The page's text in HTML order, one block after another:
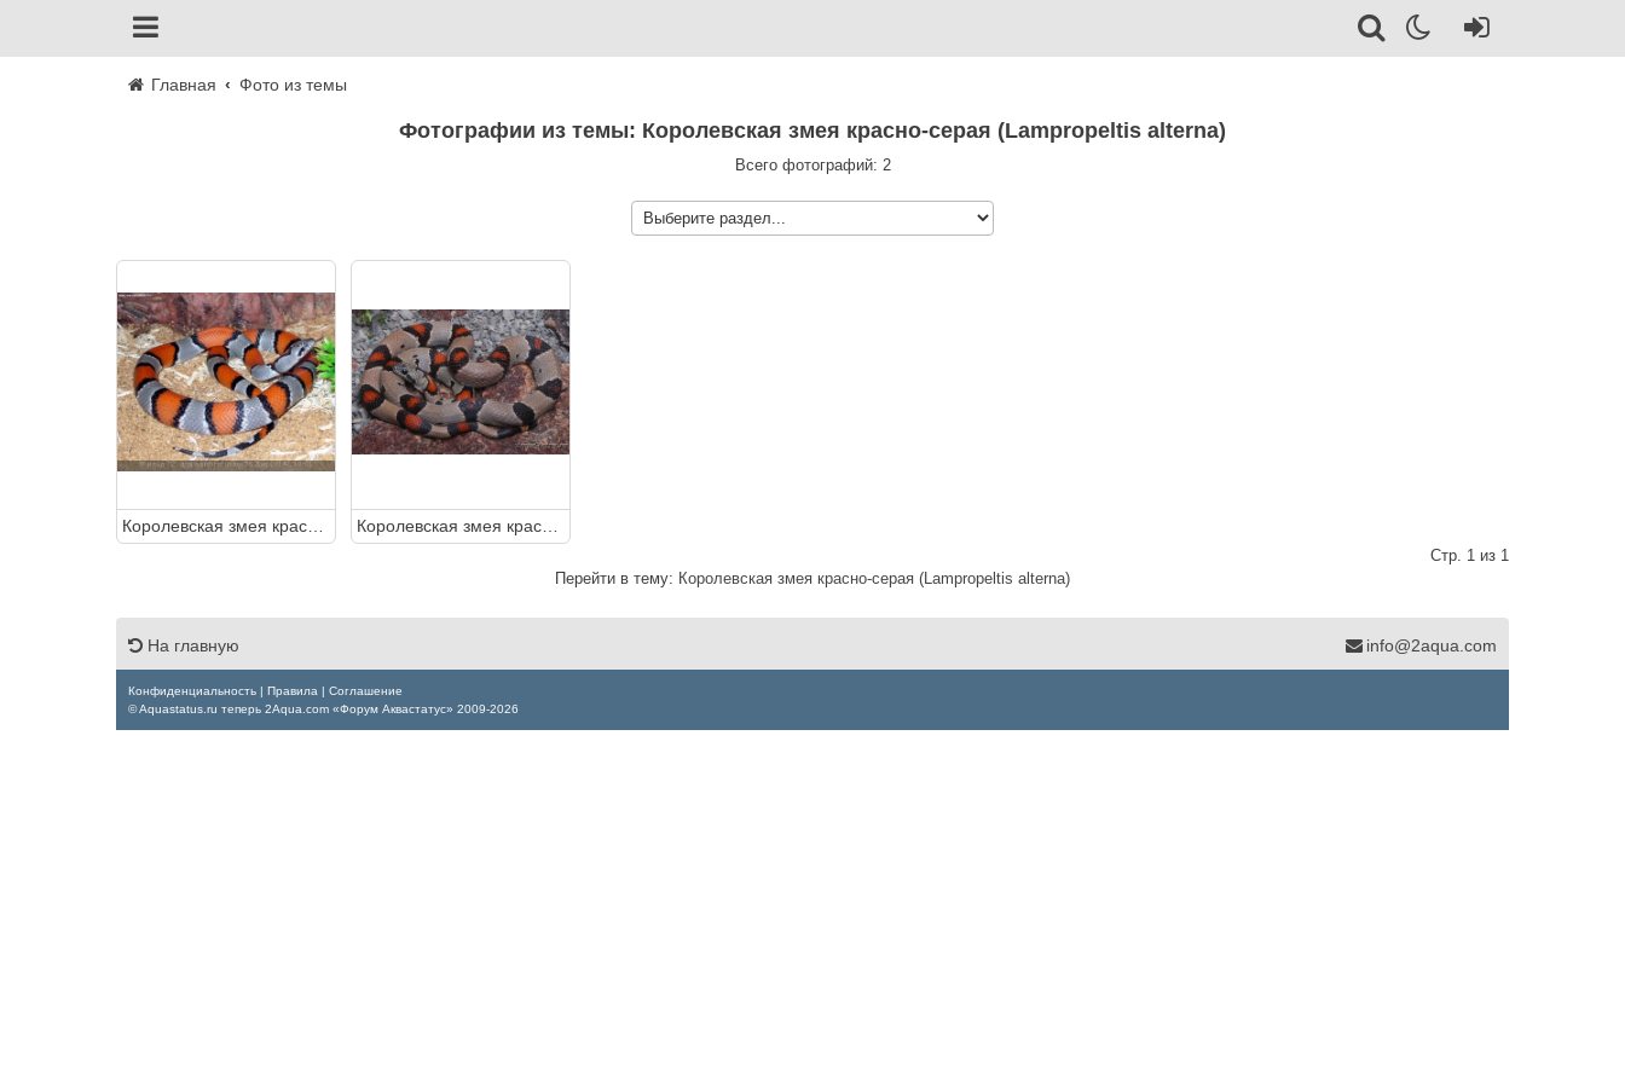
Главная Фото из темы
Фотографии из темы: Королевская змея красно-серая (Lampropeltis alterna)
Всего фотографий: 2
Стр. 1 из 1
Перейти в тему: Королевская змея красно-серая (Lampropeltis alterna)
На главную info@2aqua.com
Конфиденциальность Правила
Соглашение
© Aquastatus.ru теперь 2Aqua.com «Форум Аквастатус» 2009-2026